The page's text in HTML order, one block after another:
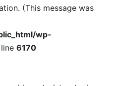
(This message was
wp-
6170